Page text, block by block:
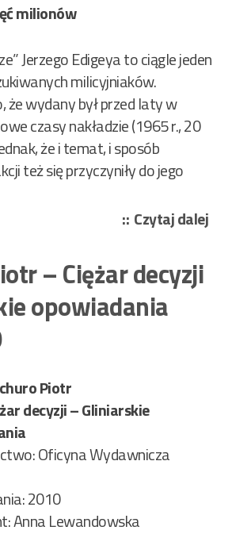
milionów
Jerzego Edigeya to ciągle jeden
milicyjniaków.
że wydany był przed laty w
czasy nakładzie (1965 r., 20
że i temat, i sposób
też się przyczyniły do jego
Czytaj dalej
– Ciężar decyzji
opowiadania
Piotr
decyzji – Gliniarskie
Oficyna Wydawnicza
2010
Anna Lewandowska